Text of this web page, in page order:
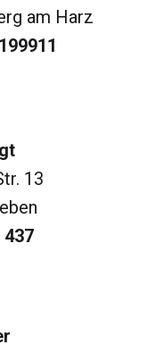
am Harz
13
437